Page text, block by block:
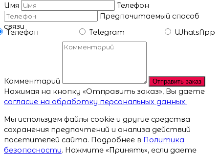
Имя
Телефон
Предпочитаемый способ
связи
Телефон Telegram WhatsApp
Комментарий Отправить заказ
Нажимая на кнопку «Отправить заказ», Вы даете
согласие на обработку персональных данных.
Мы используем файлы cookie и другие средства
сохранения предпочтений и анализа действий
посетителей сайта. Подробнее в Политика
безопасности. Нажмите «Принять», если даете